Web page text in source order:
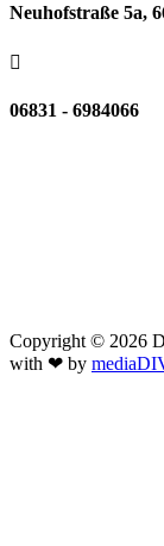
Neuhofstraße 5a,

06831 - 6984066
Copyright © 2026
with ❤ by